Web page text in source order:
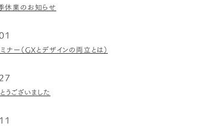
業のお知らせ
ー（GXとデザインの両立とは）
うございました